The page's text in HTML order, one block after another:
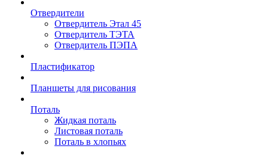
Отвердители
Отвердитель Этал 45
Отвердитель ТЭТА
Отвердитель ПЭПА
Пластификатор
Планшеты для рисования
Поталь
Жидкая поталь
Листовая поталь
Поталь в хлопьях